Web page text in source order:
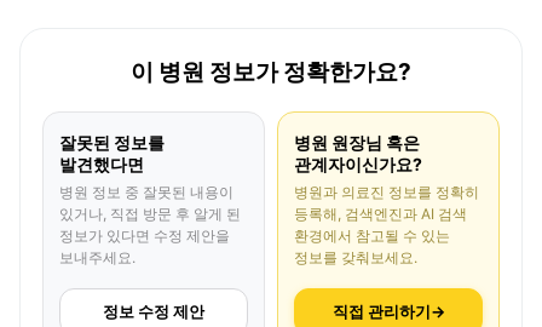
이 병원 정보가 정확한가요?
잘못된 정보를
발견했다면
병원 정보 중 잘못된 내용이
있거나, 직접 방문 후 알게 된
정보가 있다면 수정 제안을
보내주세요.
정보 수정 제안
병원 원장님 혹은
관계자이신가요?
병원과 의료진 정보를 정확히
등록해, 검색엔진과 AI 검색
환경에서 참고될 수 있는
정보를 갖춰보세요.
직접 관리하기→